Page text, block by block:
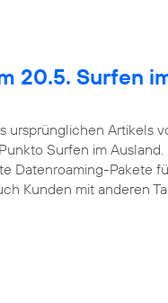
20.5. Surfen
ursprünglichen Artikels
Surfen im
Datenroaming-Pakete
Kunden mit anderen